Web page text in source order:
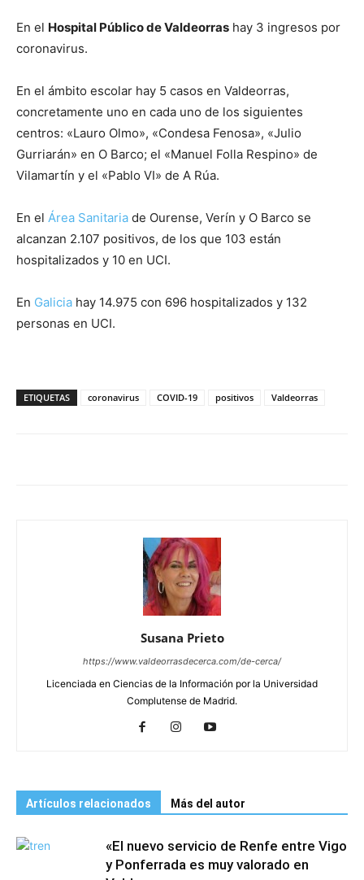
En el Hospital Público de Valdeorras hay 3 ingresos por
coronavirus.
En el ámbito escolar hay 5 casos en Valdeorras,
concretamente uno en cada uno de los siguientes
centros: «Lauro Olmo», «Condesa Fenosa», «Julio
Gurriarán» en O Barco; el «Manuel Folla Respino» de
Vilamartín y el «Pablo VI» de A Rúa.
En el Área Sanitaria de Ourense, Verín y O Barco se
alcanzan 2.107 positivos, de los que 103 están
hospitalizados y 10 en UCI.
En Galicia hay 14.975 con 696 hospitalizados y 132
personas en UCI.
ETIQUETAS coronavirus COVID-19 positivos Valdeorras
Susana Prieto
https://www.valdeorrasdecerca.com/de-cerca/
Licenciada en Ciencias de la Información por la Universidad
Complutense de Madrid.
Artículos relacionados Más del autor
«El nuevo servicio de Renfe entre Vigo
y Ponferrada es muy valorado en